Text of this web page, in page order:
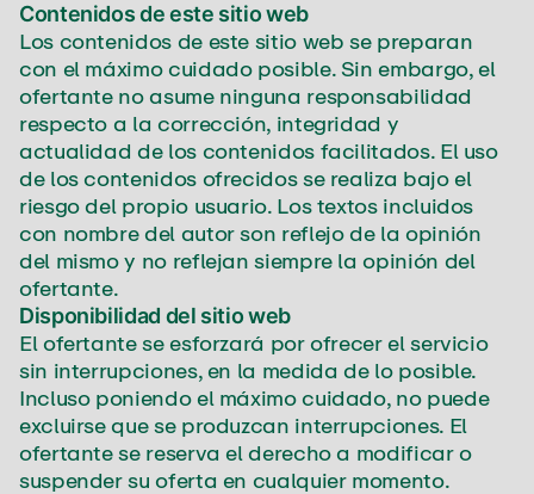
Contenidos de este sitio web
Los contenidos de este sitio web se preparan
con el máximo cuidado posible. Sin embargo, el
ofertante no asume ninguna responsabilidad
respecto a la corrección, integridad y
actualidad de los contenidos facilitados. El uso
de los contenidos ofrecidos se realiza bajo el
riesgo del propio usuario. Los textos incluidos
con nombre del autor son reflejo de la opinión
del mismo y no reflejan siempre la opinión del
ofertante.
Disponibilidad del sitio web
El ofertante se esforzará por ofrecer el servicio
sin interrupciones, en la medida de lo posible.
Incluso poniendo el máximo cuidado, no puede
excluirse que se produzcan interrupciones. El
ofertante se reserva el derecho a modificar o
suspender su oferta en cualquier momento.